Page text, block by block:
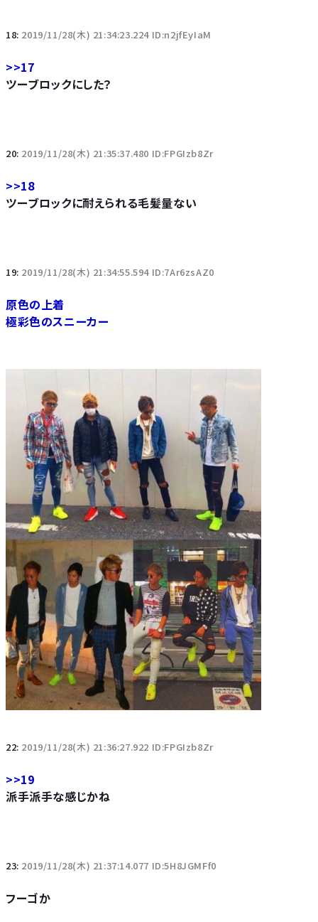
18: 2019/11/28(木) 21:34:23.224 ID:n2jfEyIaM
>>17
ツーブロックにした？
20: 2019/11/28(木) 21:35:37.480 ID:FPGIzb8Zr
>>18
ツーブロックに耐えられる毛髪量ない
19: 2019/11/28(木) 21:34:55.594 ID:7Ar6zsAZ0
原色の上着
極彩色のスニーカー
22: 2019/11/28(木) 21:36:27.922 ID:FPGIzb8Zr
>>19
派手派手な感じかね
23: 2019/11/28(木) 21:37:14.077 ID:5H8JGMFf0
フーゴか